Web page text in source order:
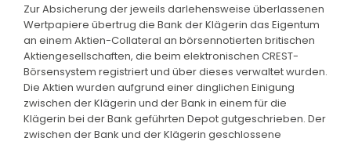
Zur Absicherung der jeweils darlehensweise überlassenen
Wertpapiere übertrug die Bank der Klägerin das Eigentum
an einem Aktien-Collateral an börsennotierten britischen
Aktiengesellschaften, die beim elektronischen CREST-
Börsensystem registriert und über dieses verwaltet wurden.
Die Aktien wurden aufgrund einer dinglichen Einigung
zwischen der Klägerin und der Bank in einem für die
Klägerin bei der Bank geführten Depot gutgeschrieben. Der
zwischen der Bank und der Klägerin geschlossene